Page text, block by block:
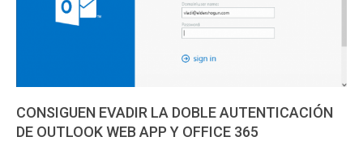
CONSIGUEN EVADIR LA DOBLE AUTENTICACIÓN
DE OUTLOOK WEB APP Y OFFICE 365